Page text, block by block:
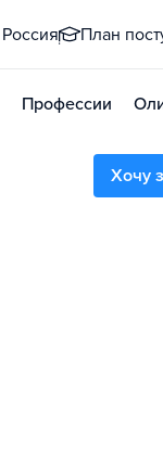
Россия План
Профессии
Хочу